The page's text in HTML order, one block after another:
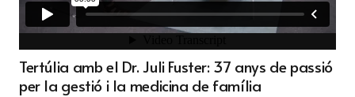
Tertúlia amb el Dr. Juli Fuster: 37 anys de passió
per la gestió i la medicina de família